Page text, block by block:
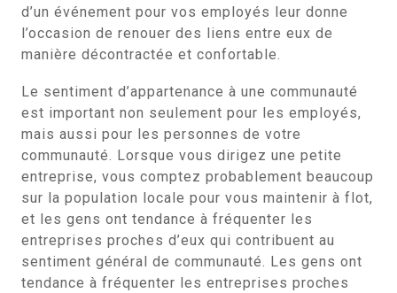
d’un événement pour vos employés leur donne
l’occasion de renouer des liens entre eux de
manière décontractée et confortable.
Le sentiment d’appartenance à une communauté
est important non seulement pour les employés,
mais aussi pour les personnes de votre
communauté. Lorsque vous dirigez une petite
entreprise, vous comptez probablement beaucoup
sur la population locale pour vous maintenir à flot,
et les gens ont tendance à fréquenter les
entreprises proches d’eux qui contribuent au
sentiment général de communauté. Les gens ont
tendance à fréquenter les entreprises proches